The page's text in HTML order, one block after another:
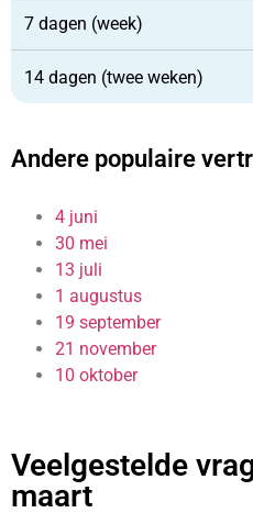
7 dagen (week)
14 dagen (twee weken)
Andere populaire
4 juni
30 mei
13 juli
1 augustus
19 september
21 november
10 oktober
Veelgestelde
maart